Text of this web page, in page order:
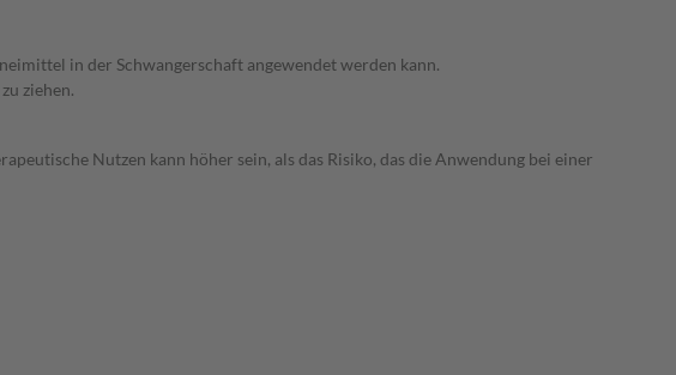
in der Schwangerschaft angewendet werden kann.
ziehen.
Nutzen kann höher sein, als das Risiko, das die Anwendung bei einer